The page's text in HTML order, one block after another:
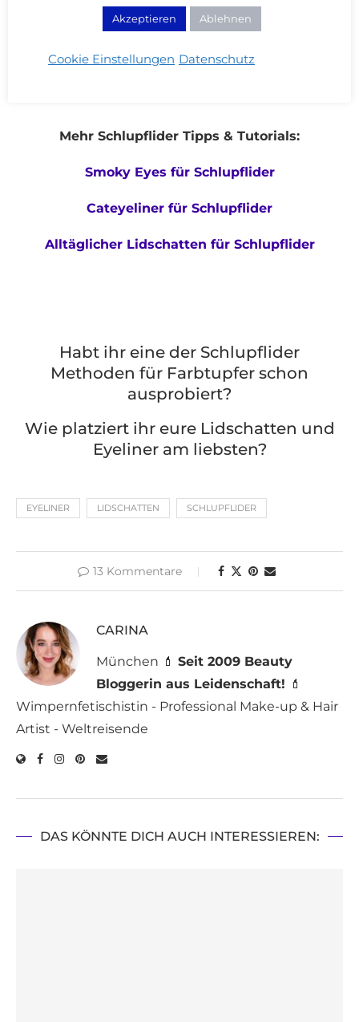
Mehr Schlupflider Tipps & Tutorials:
Smoky Eyes für Schlupflider
Cateyeliner für Schlupflider
Alltäglicher Lidschatten für Schlupflider
Habt ihr eine der Schlupflider
Methoden für Farbtupfer schon
ausprobiert?
Wie platziert ihr eure Lidschatten und
Eyeliner am liebsten?
EYELINER LIDSCHATTEN SCHLUPFLIDER
13 Kommentare
CARINA
München 💄 Seit 2009 Beauty
Bloggerin aus Leidenschaft! 💄
Wimpernfetischistin - Professional Make-up & Hair
Artist - Weltreisende
DAS KÖNNTE DICH AUCH INTERESSIEREN:
Akzeptieren Ablehnen
Cookie Einstellungen Datenschutz